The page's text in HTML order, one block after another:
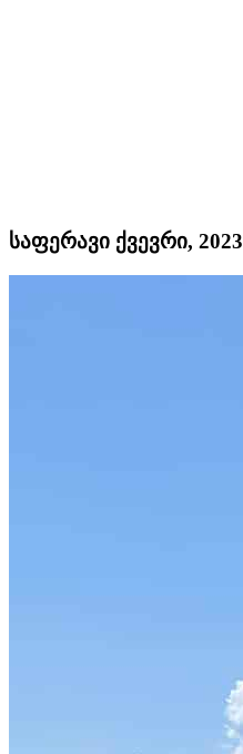
საფერავი ქვევრი, 2023